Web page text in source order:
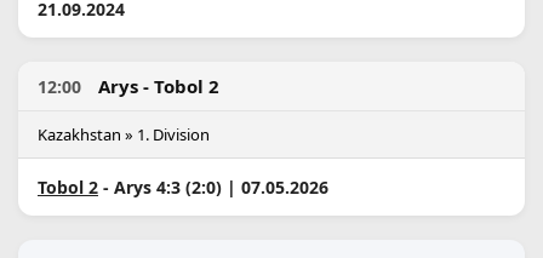
21.09.2024
12:00 Arys - Tobol 2
Kazakhstan » 1. Division
Tobol 2 - Arys 4:3 (2:0) | 07.05.2026